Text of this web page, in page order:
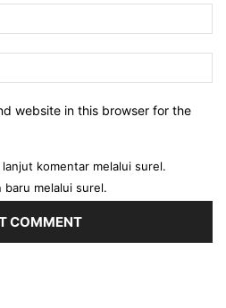
website in this browser for the
komentar melalui surel.
baru melalui surel.